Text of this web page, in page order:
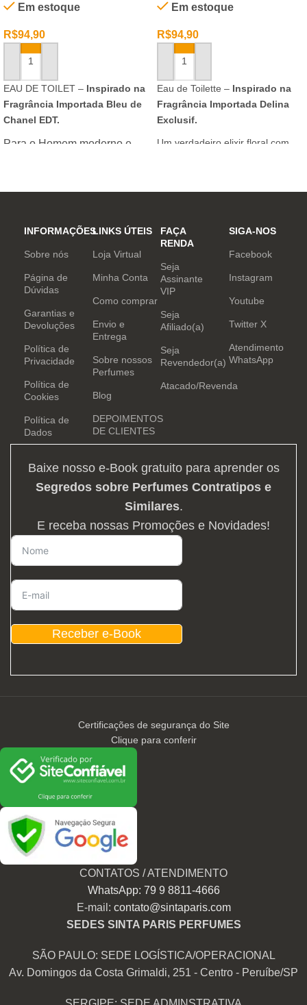
Em estoque
R$94,90
ADICIONAR AO CARRINHO
EAU DE TOILET – Inspirado na
Fragrância Importada Bleu de
Chanel EDT.
Para o Homem moderno e
inovar sempre, provocando
e determinação.
Em estoque
R$94,90
ADICIONAR AO CARRINHO
Eau de Toilette – Inspirado na
Fragrância Importada Delina
Exclusif.
Um verdadeiro elixir floral com
INFORMAÇÕES
Sobre nós
Página de
Dúvidas
Garantias e
Devoluções
Política de
Privacidade
Política de
Cookies
Política de
Dados
LINKS ÚTEIS
Loja Virtual
Minha Conta
Como comprar
Envio e
Entrega
Sobre nossos
Perfumes
Blog
DEPOIMENTOS
DE CLIENTES
FAÇA
RENDA
Seja
Assinante
VIP
Seja
Afiliado(a)
Seja
Revendedor(a)
Atacado/Revenda
SIGA-NOS
Facebook
Instagram
Youtube
Twitter X
Atendimento
WhatsApp
Baixe nosso e-Book gratuito para aprender os
Segredos sobre Perfumes Contratipos e
Similares.
E receba nossas Promoções e Novidades!
Receber e-Book
Certificações de segurança do Site
Clique para conferir
CONTATOS / ATENDIMENTO
WhatsApp: 79 9 8811-4666
E-mail: contato@sintaparis.com
SEDES SINTA PARIS PERFUMES
SÃO PAULO: SEDE LOGÍSTICA/OPERACIONAL
Av. Domingos da Costa Grimaldi, 251 - Centro - Peruíbe/SP